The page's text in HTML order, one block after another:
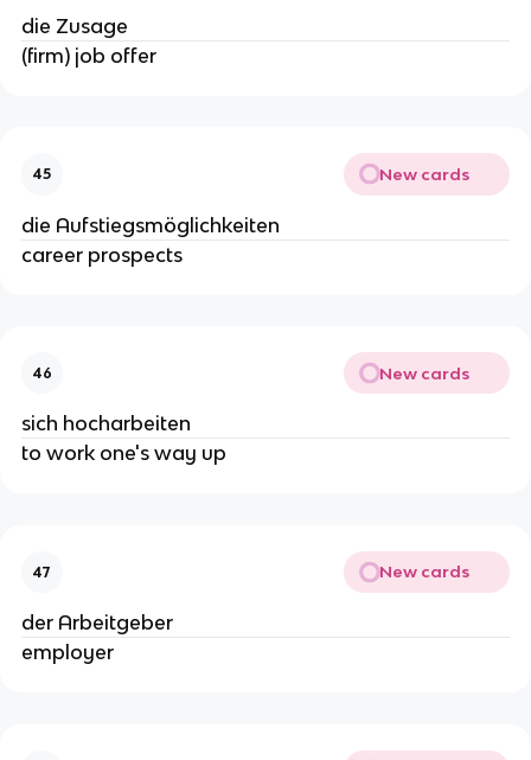
die Zusage
(firm) job offer
45 New cards
die Aufstiegsmöglichkeiten
career prospects
46 New cards
sich hocharbeiten
to work one's way up
47 New cards
der Arbeitgeber
employer